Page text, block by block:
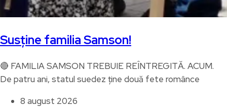
Susține familia Samson!
🔴 FAMILIA SAMSON TREBUIE REÎNTREGITĂ. ACUM.
De patru ani, statul suedez ține două fete românce
8 august 2026